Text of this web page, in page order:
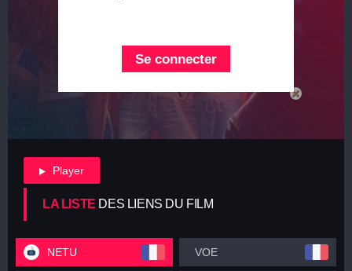
Se connecter
Player
LA LISTE DES LIENS DU FILM
NETU VOE